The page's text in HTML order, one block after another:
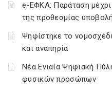
e-ΕΦΚΑ: Παράταση
της προθεσμίας
Ψηφίστηκε το
και αναπηρία
Νέα Ενιαία Ψηφιακή
φυσικών προσώπων